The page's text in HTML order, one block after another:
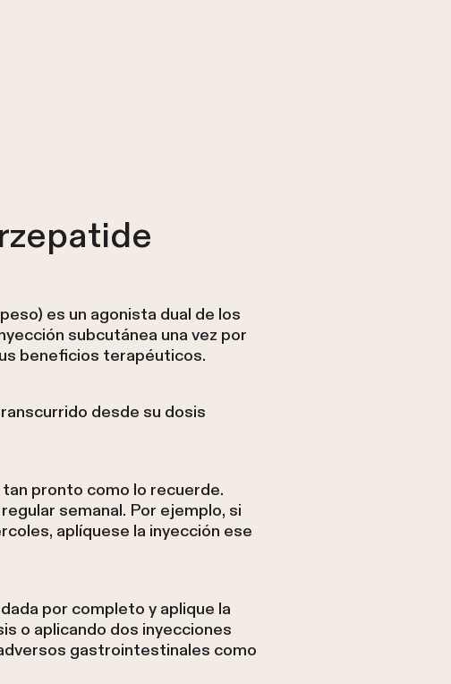
es un agonista dual de los
subcutánea una vez por
beneficios terapéuticos.
desde su dosis
pronto como lo recuerde.
semanal. Por ejemplo, si
aplíquese la inyección ese
por completo y aplique la
o aplicando dos inyecciones
gastrointestinales como